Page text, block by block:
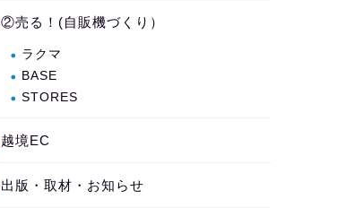
②売る！(自販機づくり）
ラクマ
BASE
STORES
越境EC
出版・取材・お知らせ